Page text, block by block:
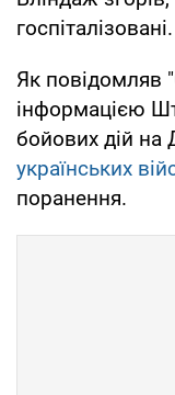
госпіталізовані.
Як повідомляв
інформацією
бойових дій на
українських
поранення.